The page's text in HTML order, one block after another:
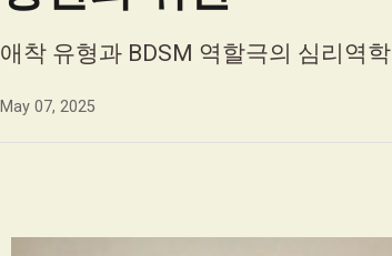
애착 유형과 BDSM 역할극의 심리역학
May 07, 2025